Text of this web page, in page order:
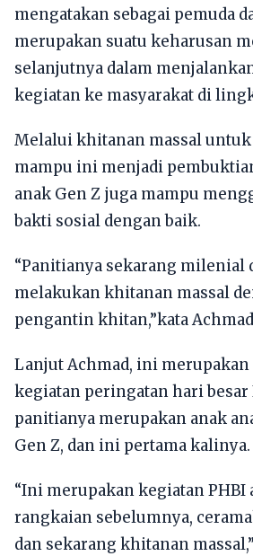
mengatakan sebagai pemuda
merupakan suatu keharusan
selanjutnya dalam
kegiatan ke masyarakat di
Melalui khitanan massal
mampu ini menjadi
anak Gen Z juga mampu
bakti sosial dengan baik.
“Panitianya sekarang milenial
melakukan khitanan massal
pengantin khitan,”kata
Lanjut Achmad, ini
kegiatan peringatan hari besar
panitianya merupakan anak
Gen Z, dan ini pertama kalinya.
“Ini merupakan kegiatan PHBI
rangkaian sebelumnya,
dan sekarang khitanan